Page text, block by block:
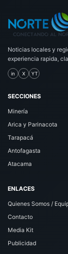
Noticias locales y
experiencia rapida,
in X YT
SECCIONES
Minería
Arica y Parinacota
Tarapacá
Antofagasta
Atacama
ENLACES
Quienes Somos /
Contacto
Media Kit
Publicidad